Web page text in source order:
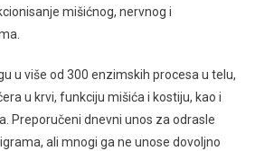
mišićnog, nervnog i
u više od 300 enzimskih procesa u telu,
u krvi, funkciju mišića i kostiju, kao i
Preporučeni dnevni unos za odrasle
ali mnogi ga ne unose dovoljno